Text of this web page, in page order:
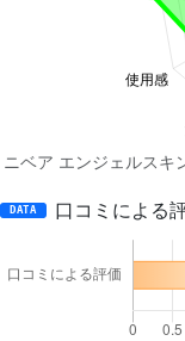
ニベア エンジェルスキ
DATA 口コミによる